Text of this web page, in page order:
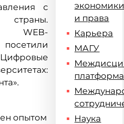
с
страны.
WEB-
опытом
и права
Карьера
МАГУ
платформа
Наука